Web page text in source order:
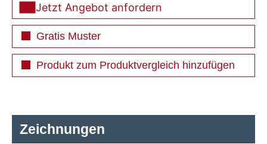
Zeichnungen
Jetzt Angebot anfordern
Gratis Muster
Produkt zum Produktvergleich hinzufügen